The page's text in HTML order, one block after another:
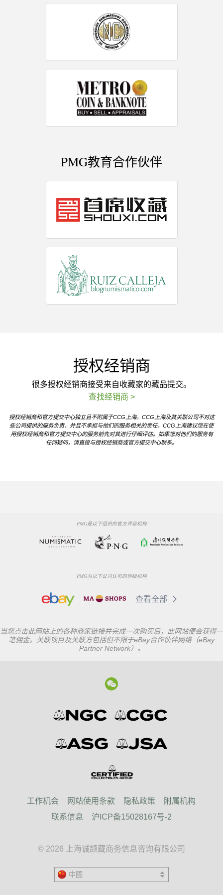
PMG教育合作伙伴
授权经销商
很多授权经销商接受来自收藏家的藏品提交。
查找经销商 >
授权经销商和官方提交中心独立且不附属于CCG上海。CCG上海及其关联公司不对这
些公司提供的服务负责，并且不承担与他们的服务相关的责任。CCG上海建议您在使
用授权经销商和官方提交中心的服务前先对其进行仔细评估。如果您对他们的服务有
任何疑问，请直接与授权经销商或官方提交中心联系。
PMG是以下组织的官方评级机构
PMG为以下公司认可的评级机构
查看全部
当您点击此网站上的各种商家链接并完成一次购买后，此网站便会获得一
笔佣金。关联项目及关联方包括但不限于eBay合作伙伴网络（eBay
Partner Network）。
工作机会 网站使用条款 隐私政策
附属机构
联系信息
沪ICP备15028167号-2
© 2026 上海诚颉藏商务信息咨询有限公司
中國
United States